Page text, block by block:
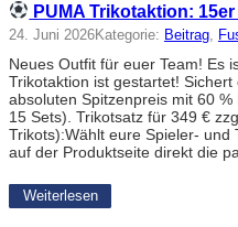
PUMA Trikotaktion:
24. Juni 2026Kategorie: Beitrag,
Neues Outfit für euer Team! Es
Trikotaktion ist gestartet!
absoluten Spitzenpreis mit 60
15 Sets). Trikotsatz für 349 €
Trikots):Wählt eure Spieler-
auf der Produktseite direkt die
Weiterlesen